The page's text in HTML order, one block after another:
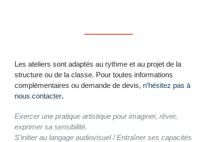
Les ateliers sont adaptés au rythme et au projet de la
structure ou de la classe. Pour toutes informations
complémentaires ou demande de devis, n’hésitez pas à
nous contacter.
Exercer une pratique artistique pour imaginer, rêver,
exprimer sa sensibilité.
S’initier au langage audiovisuel / Entraîner ses capacités